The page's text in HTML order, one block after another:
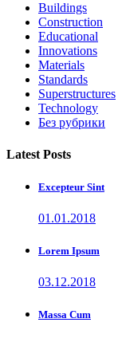
Buildings
Construction
Educational
Innovations
Materials
Standards
Superstructures
Technology
Без рубрики
Latest Posts
Excepteur Sint
01.01.2018
Lorem Ipsum
03.12.2018
Massa Cum